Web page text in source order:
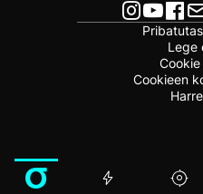
Lege
Cookieen